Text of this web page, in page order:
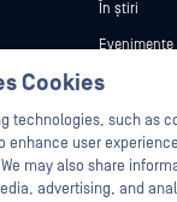
În știri
Evenimente
Webinare
Fișe de date
Cărți albe
Cookies
technologies, such as
user
may also share
advertising, and
there!
Ozzy, your OPSWAT
How can I help you